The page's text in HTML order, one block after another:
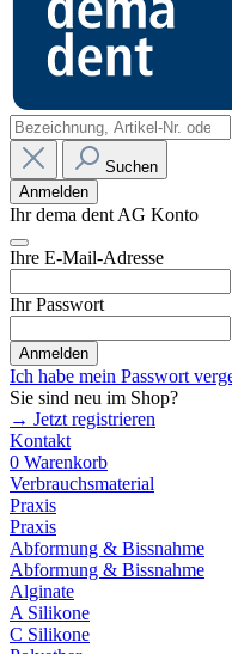
Suchen
Anmelden
Ihr dema dent AG Konto
Ihre E-Mail-Adresse
Ihr Passwort
Anmelden
Ich habe mein Passwort
Sie sind neu im Shop?
→ Jetzt registrieren
Kontakt
0 Warenkorb
Verbrauchsmaterial
Praxis
Praxis
Abformung & Bissnahme
Abformung & Bissnahme
Alginate
A Silikone
C Silikone